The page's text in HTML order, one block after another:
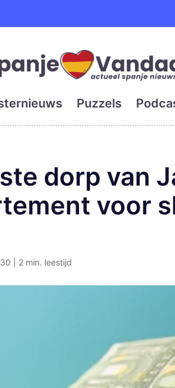
grootste
Puzzels
dorp van
voor
| 2 min. leestijd